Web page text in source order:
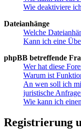
Wie deaktiviere
Dateianhänge
Welche
Kann ich eine
phpBB betreffende
Wer hat diese
Warum ist
An wen soll ich
juristische
Wie kann ich
Registrierung